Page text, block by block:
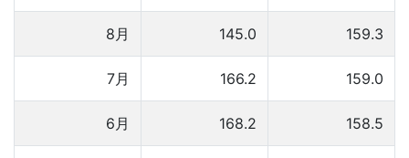
8月 145.0 159.3
7月 166.2 159.0
6月 168.2 158.5